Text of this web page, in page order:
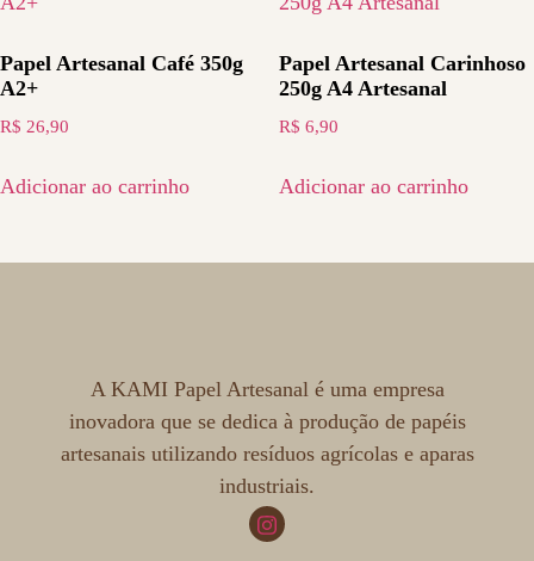
Papel Artesanal Café 350g
A2+
R$ 26,90
Adicionar ao carrinho
Papel Artesanal Carinhoso
250g A4 Artesanal
R$ 6,90
Adicionar ao carrinho
A KAMI Papel Artesanal é uma empresa
inovadora que se dedica à produção de papéis
artesanais utilizando resíduos agrícolas e aparas
industriais.